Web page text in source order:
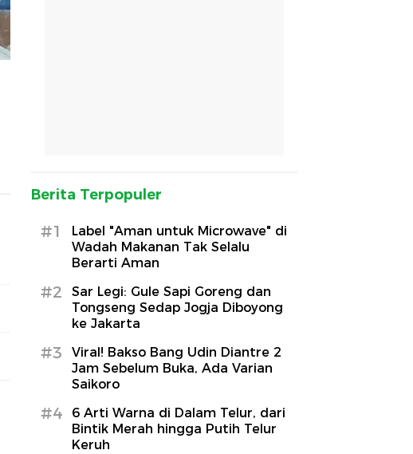
Berita Terpopuler
#1
Label "Aman untuk Microwave" di
Wadah Makanan Tak Selalu
Berarti Aman
#2
Sar Legi: Gule Sapi Goreng dan
Tongseng Sedap Jogja Diboyong
ke Jakarta
#3
Viral! Bakso Bang Udin Diantre 2
Jam Sebelum Buka, Ada Varian
Saikoro
#4
6 Arti Warna di Dalam Telur, dari
Bintik Merah hingga Putih Telur
Keruh